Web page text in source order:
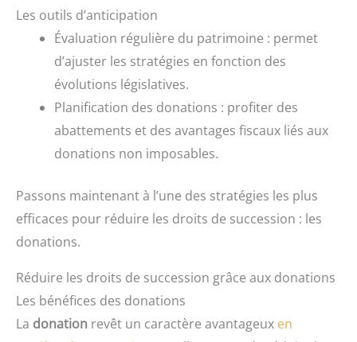
Les outils d’anticipation
Évaluation régulière du patrimoine : permet
d’ajuster les stratégies en fonction des
évolutions législatives.
Planification des donations : profiter des
abattements et des avantages fiscaux liés aux
donations non imposables.
Passons maintenant à l’une des stratégies les plus
efficaces pour réduire les droits de succession : les
donations.
Réduire les droits de succession grâce aux donations
Les bénéfices des donations
La donation revêt un caractère avantageux en